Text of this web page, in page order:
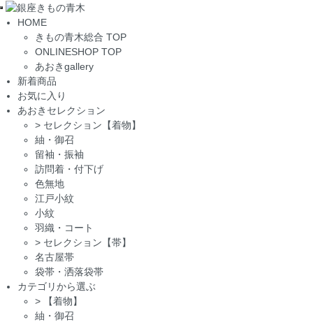
Toggle
navigation
HOME
きもの青木総合 TOP
ONLINESHOP TOP
あおきgallery
新着商品
お気に入り
あおきセレクション
> セレクション【着物】
紬・御召
留袖・振袖
訪問着・付下げ
色無地
江戸小紋
小紋
羽織・コート
> セレクション【帯】
名古屋帯
袋帯・洒落袋帯
カテゴリから選ぶ
>
【着物】
紬・御召